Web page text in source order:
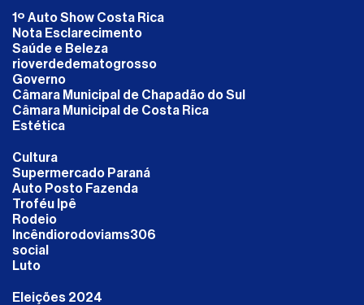
1º Auto Show Costa Rica
Nota Esclarecimento
Saúde e Beleza
rioverdedematogrosso
Governo
Câmara Municipal de Chapadão do Sul
Câmara Municipal de Costa Rica
Estética
Cultura
Supermercado Paraná
Auto Posto Fazenda
Troféu Ipê
Rodeio
Incêndiorodoviams306
social
Luto
Eleições 2024